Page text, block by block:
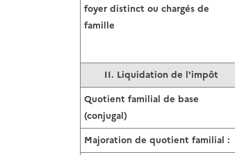
foyer distinct ou chargés de
famille
II. Liquidation de l'impôt
Quotient familial de base
(conjugal)
Majoration de quotient familial :